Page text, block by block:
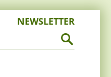
NEWSLETTER